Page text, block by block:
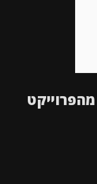
תפריט - כולל Activities מהפרוייקט